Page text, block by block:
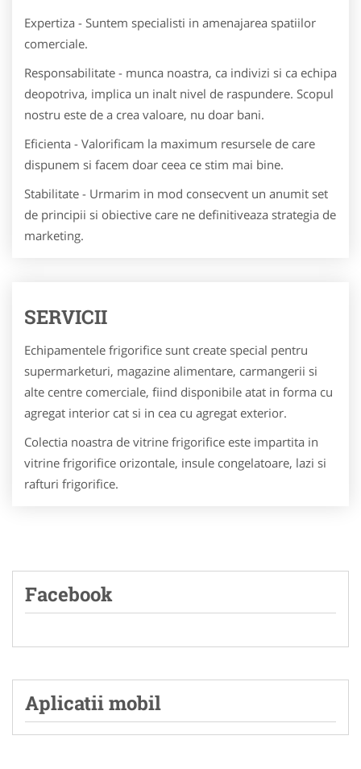
Expertiza - Suntem specialisti in amenajarea spatiilor
comerciale.
Responsabilitate - munca noastra, ca indivizi si ca echipa
deopotriva, implica un inalt nivel de raspundere. Scopul
nostru este de a crea valoare, nu doar bani.
Eficienta - Valorificam la maximum resursele de care
dispunem si facem doar ceea ce stim mai bine.
Stabilitate - Urmarim in mod consecvent un anumit set
de principii si obiective care ne definitiveaza strategia de
marketing.
SERVICII
Echipamentele frigorifice sunt create special pentru
supermarketuri, magazine alimentare, carmangerii si
alte centre comerciale, fiind disponibile atat in forma cu
agregat interior cat si in cea cu agregat exterior.
Colectia noastra de vitrine frigorifice este impartita in
vitrine frigorifice orizontale, insule congelatoare, lazi si
rafturi frigorifice.
Facebook
Aplicatii mobil